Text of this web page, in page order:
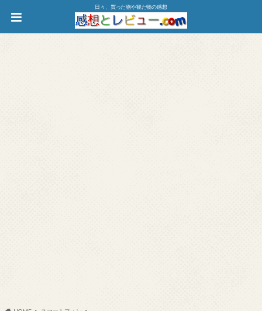
日々、買った物や観た物の感想